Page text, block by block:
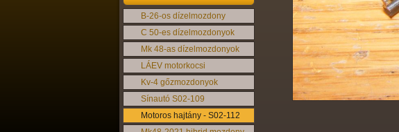
B-26-os dízelmozdony
C 50-es dízelmozdonyok
Mk 48-as dízelmozdonyok
LÁEV motorkocsi
Kv-4 gőzmozdonyok
Sínautó S02-109
Motoros hajtány - S02-112